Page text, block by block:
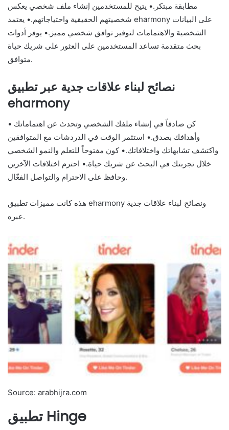
مطابقة مبتكر.• يتيح للمستخدمين إنشاء ملف شخصي يعكس
شخصيتهم الحقيقية واحتياجاتهم.• يعتمد eharmony على البيانات
الشخصية والاهتمامات لتوفير توافق شخصي مميز.• يوفر أدوات
بحث متقدمة تساعد المستخدمين على العثور على شريك حياة
متوافق.
نصائح لبناء علاقات جدية عبر تطبيق
eharmony
• كن صادقاً في إنشاء ملفك الشخصي وتحدث عن اهتماماتك
وأهدافك بصدق.• استثمر الوقت في الدردشات مع المتوافقين
واكتشف تشابهاتك واختلافاتك.• كون مفتوحاً للتعلم والنمو الشخصي
خلال تجربتك في البحث عن شريك حياة.• احترم اختلافات الآخرين
وحافظ على الاحترام والتواصل الفعّال.
هذه كانت مميزات تطبيق eharmony ونصائح لبناء علاقات جدية
عبره.
Source: arabhijra.com
تطبيق Hinge